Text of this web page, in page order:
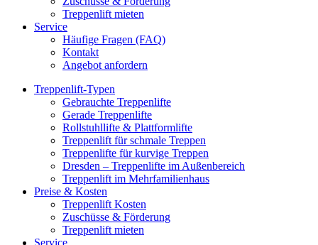
Treppenlift mieten
Service
Häufige Fragen (FAQ)
Kontakt
Angebot anfordern
Treppenlift-Typen
Gebrauchte Treppenlifte
Gerade Treppenlifte
Rollstuhllifte & Plattformlifte
Treppenlift für schmale Treppen
Treppenlifte für kurvige Treppen
Dresden – Treppenlifte im Außenbereich
Treppenlift im Mehrfamilienhaus
Preise & Kosten
Treppenlift Kosten
Zuschüsse & Förderung
Treppenlift mieten
Service